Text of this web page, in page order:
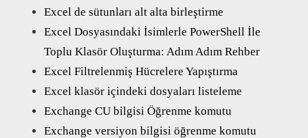
Excel de sütunları alt alta birleştirme
Excel Dosyasındaki İsimlerle PowerShell İle
Toplu Klasör Oluşturma: Adım Adım Rehber
Excel Filtrelenmiş Hücrelere Yapıştırma
Excel klasör içindeki dosyaları listeleme
Exchange CU bilgisi Öğrenme komutu
Exchange versiyon bilgisi öğrenme komutu